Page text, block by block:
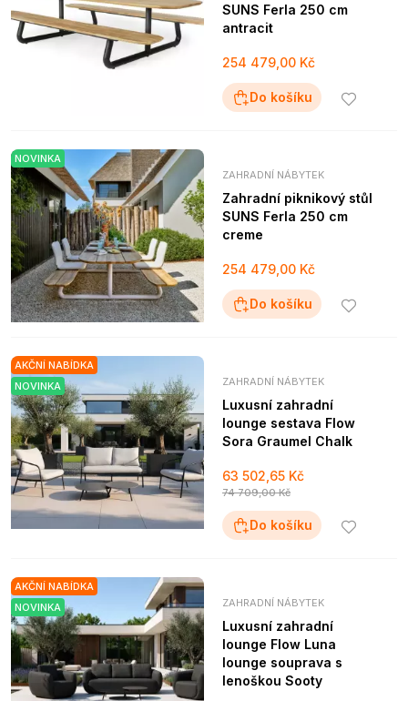
SUNS Ferla 250 cm
antracit
254 479,00 Kč
Do košíku
NOVINKA
ZAHRADNÍ NÁBYTEK
Zahradní piknikový stůl
SUNS Ferla 250 cm
creme
254 479,00 Kč
Do košíku
AKČNÍ NABÍDKA
NOVINKA
ZAHRADNÍ NÁBYTEK
Luxusní zahradní
lounge sestava Flow
Sora Graumel Chalk
63 502,65 Kč
74 709,00 Kč
Do košíku
AKČNÍ NABÍDKA
NOVINKA
ZAHRADNÍ NÁBYTEK
Luxusní zahradní
lounge Flow Luna
lounge souprava s
lenoškou Sooty